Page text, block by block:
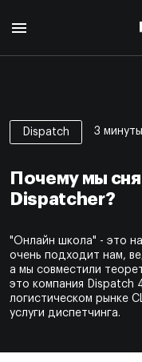
Курс диспетчера
Для кого
Программа курса
Авторы
О профессии
Для кого
Авторы
Сертификат
О нас
Блог
Контакты
EN
Dispatch 3
Почему мы
Dispatcher?
"Онлайн школа" - это
очень подходит нам,
а мы совместили
это компания Dispatch
логистическом рынке
услуги диcпетчинга.